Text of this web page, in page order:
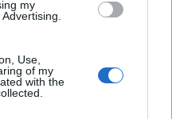
my
Use,
of my
with the
kaikille –